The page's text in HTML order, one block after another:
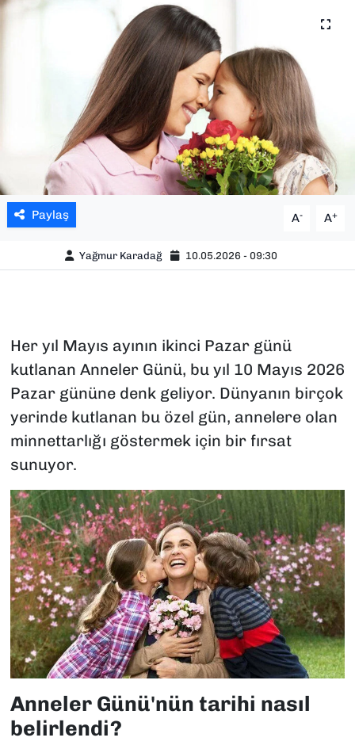
Paylaş A- A+
Yağmur Karadağ 10.05.2026 - 09:30
Her yıl Mayıs ayının ikinci Pazar günü
kutlanan Anneler Günü, bu yıl 10 Mayıs 2026
Pazar gününe denk geliyor. Dünyanın birçok
yerinde kutlanan bu özel gün, annelere olan
minnettarlığı göstermek için bir fırsat
sunuyor.
Anneler Günü'nün tarihi nasıl
belirlendi?
TEKNOLOJİ
YEREL YÖNETİMLER